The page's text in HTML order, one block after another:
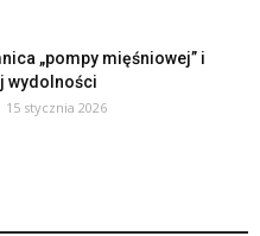
„pompy mięśniowej” i
wydolności
15 stycznia 2026